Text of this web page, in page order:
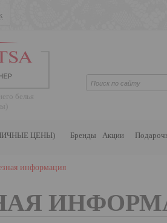
белья
ЦЕНЫ) Бренды Акции
информация